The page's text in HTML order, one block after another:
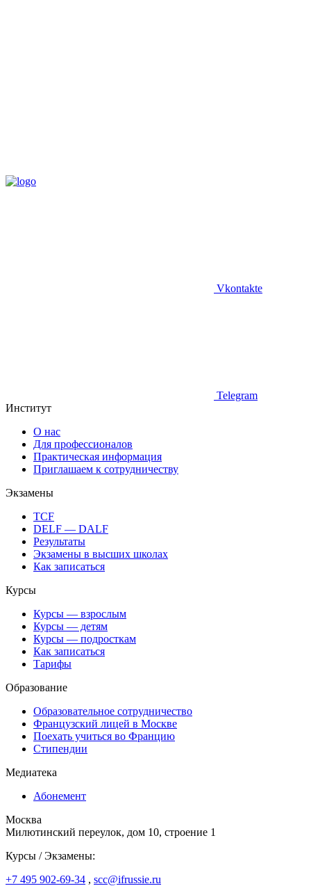
Vkontakte
Telegram
Институт
О нас
Для профессионалов
Практическая информация
Приглашаем к сотрудничеству
Экзамены
TCF
DELF — DALF
Результаты
Экзамены в высших школах
Как записаться
Курсы
Курсы — взрослым
Курсы — детям
Курсы — подросткам
Как записаться
Тарифы
Образование
Образовательное сотрудничество
Французский лицей в Москве
Поехать учиться во Францию
Стипендии
Медиатека
Абонемент
Москва
Милютинский переулок, дом 10, строение 1
Курсы / Экзамены:
+7 495 902-69-34 , scc@ifrussie.ru